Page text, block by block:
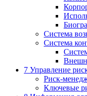
Система
Система
7 Управление
Риск-
Ключевые